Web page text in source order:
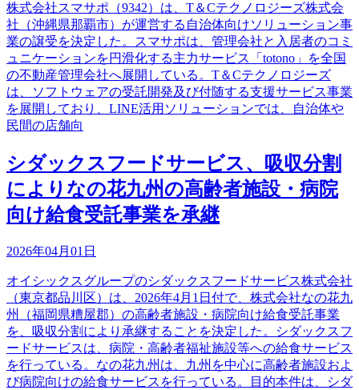
株式会社スマサポ（9342）は、T＆Cテクノロジーズ株式会
社（沖縄県那覇市）が運営する自治体向けソリューション事
業の譲受を決定した。スマサポは、管理会社と入居者のコミ
ュニケーションを円滑化する主力サービス「totono」を全国
の不動産管理会社へ展開している。T＆Cテクノロジーズ
は、ソフトウェアの受託開発及び付随する支援サービス事業
を展開しており、LINE活用ソリューションでは、自治体や
民間の店舗向
シダックスフードサービス、吸収分割
によりなの花九州の高齢者施設・病院
向け給食受託事業を承継
2026年04月01日
オイシックスグループのシダックスフードサービス株式会社
（東京都品川区）は、2026年4月1日付で、株式会社なの花九
州（福岡県糟屋郡）の高齢者施設・病院向け給食受託事業
を、吸収分割により承継することを決定した。シダックスフ
ードサービスは、病院・高齢者福祉施設等への給食サービス
を行っている。なの花九州は、九州を中心に高齢者施設およ
び病院向けの給食サービスを行っている。目的本件は、シダ